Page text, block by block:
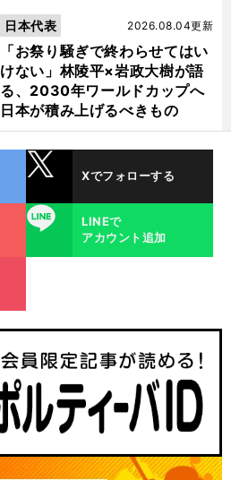
「お祭り騒ぎで終わらせてはい
けない」林陵平×岩政大樹が語
る、2030年ワールドカップへ
日本が積み上げるべきもの
2026.08.04更新
日本代表
Xでフォローする
LINE
LINEで
アカウント追加